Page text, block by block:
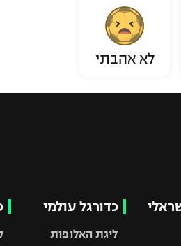
לא אהבתי
כדורגל עולמי
ליגת האלופות